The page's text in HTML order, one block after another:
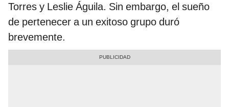
Torres y Leslie Águila. Sin embargo, el sueño
de pertenecer a un exitoso grupo duró
brevemente.